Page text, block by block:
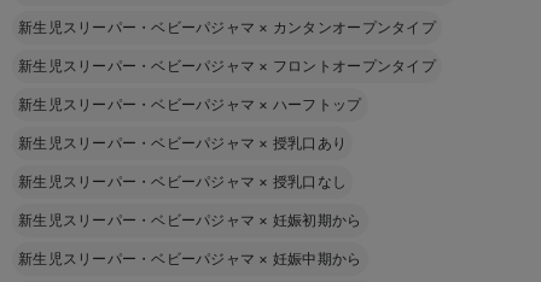
新生児スリーパー・ベビーパジャマ × カンタンオープンタイプ
新生児スリーパー・ベビーパジャマ × フロントオープンタイプ
新生児スリーパー・ベビーパジャマ × ハーフトップ
新生児スリーパー・ベビーパジャマ × 授乳口あり
新生児スリーパー・ベビーパジャマ × 授乳口なし
新生児スリーパー・ベビーパジャマ × 妊娠初期から
新生児スリーパー・ベビーパジャマ × 妊娠中期から